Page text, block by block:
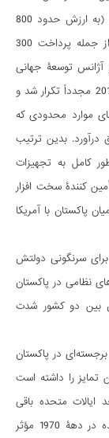
نیز ایالات متحده کمک‌های مالی برای تجهیزات نظامی (به ارزش حدود 800
میلیون دلار) و بازپرداخت هزینه‌های امنیتی پاکستان از جمله پرداخت 300
آژانس توسعۀ جهانی
ایالات متحده «USAID» را بست. این شرایط در ژانویه 2018 مجدداً تکرار شد و
موارد محدودی که
درآورد. بدین ترتیب
کامل به تجهیزات
کنندۀ سخت افزار
پاکستان با آمریکا
برای سرنگونی دولتش
نظامی در پاکستان
بین دو کشور شدت
نقش بسیار برجسته‌ای در پاکستان
تمایز را داشته است
متحده باقی
بماند. پاکستان در تسهیل نزدیکی چین و ایالات متحده در دهۀ 1970 مؤثر